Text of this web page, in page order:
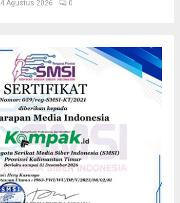
4 Agustus 2026 0